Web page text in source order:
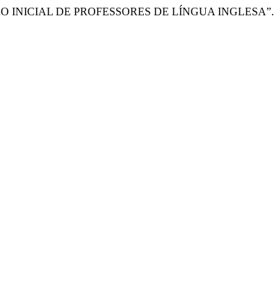
INICIAL DE PROFESSORES DE LÍNGUA INGLESA”.